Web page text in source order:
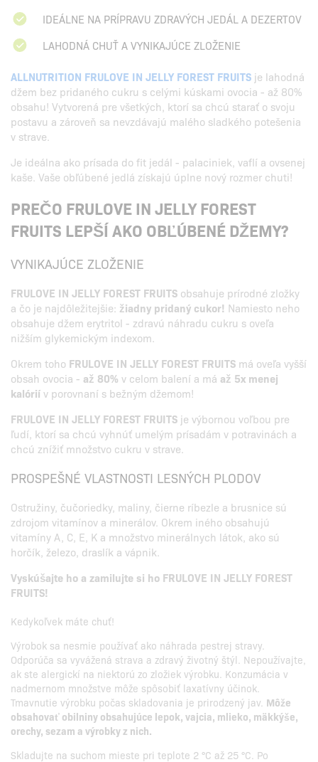
IDEÁLNE NA PRÍPRAVU ZDRAVÝCH JEDÁL A DEZERTOV
LAHODNÁ CHUŤ A VYNIKAJÚCE ZLOŽENIE
ALLNUTRITION FRULOVE IN JELLY FOREST FRUITS je lahodná
džem bez pridaného cukru s celými kúskami ovocia - až 80%
obsahu! Vytvorená pre všetkých, ktorí sa chcú starať o svoju
postavu a zároveň sa nevzdávajú malého sladkého potešenia
v strave.
Je ideálna ako prísada do fit jedál - palaciniek, vaflí a ovsenej
kaše. Vaše obľúbené jedlá získajú úplne nový rozmer chuti!
PREČO FRULOVE IN JELLY FOREST
FRUITS LEPŠÍ AKO OBĽÚBENÉ DŽEMY?
VYNIKAJÚCE ZLOŽENIE
FRULOVE IN JELLY FOREST FRUITS obsahuje prírodné zložky
a čo je najdôležitejšie: žiadny pridaný cukor! Namiesto neho
obsahuje džem erytritol - zdravú náhradu cukru s oveľa
nižším glykemickým indexom.
Okrem toho FRULOVE IN JELLY FOREST FRUITS má oveľa vyšší
obsah ovocia - až 80% v celom balení a má až 5x menej
kalóriív porovnaní s bežným džemom!
FRULOVE IN JELLY FOREST FRUITS je výbornou voľbou pre
ľudí, ktorí sa chcú vyhnúť umelým prísadám v potravinách a
chcú znížiť množstvo cukru v strave.
PROSPEŠNÉ VLASTNOSTI LESNÝCH PLODOV
Ostružiny, čučoriedky, maliny, čierne ríbezle a brusnice sú
zdrojom vitamínov a minerálov. Okrem iného obsahujú
vitamíny A, C, E, K a množstvo minerálnych látok, ako sú
horčík, železo, draslík a vápnik.
Vyskúšajte ho a zamilujte si ho FRULOVE IN JELLY FOREST
FRUITS!
Kedykoľvek máte chuť!
Výrobok sa nesmie používať ako náhrada pestrej stravy.
Odporúča sa vyvážená strava a zdravý životný štýl. Nepoužívajte,
ak ste alergickí na niektorú zo zložiek výrobku. Konzumácia v
nadmernom množstve môže spôsobiť laxatívny účinok.
Tmavnutie výrobku počas skladovania je prirodzený jav. Môže
obsahovať obilniny obsahujúce lepok, vajcia, mlieko, mäkkýše,
orechy, sezam a výrobky z nich.
Skladujte na suchom mieste pri teplote 2 °C až 25 °C. Po